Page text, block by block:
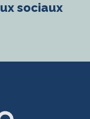
sociaux